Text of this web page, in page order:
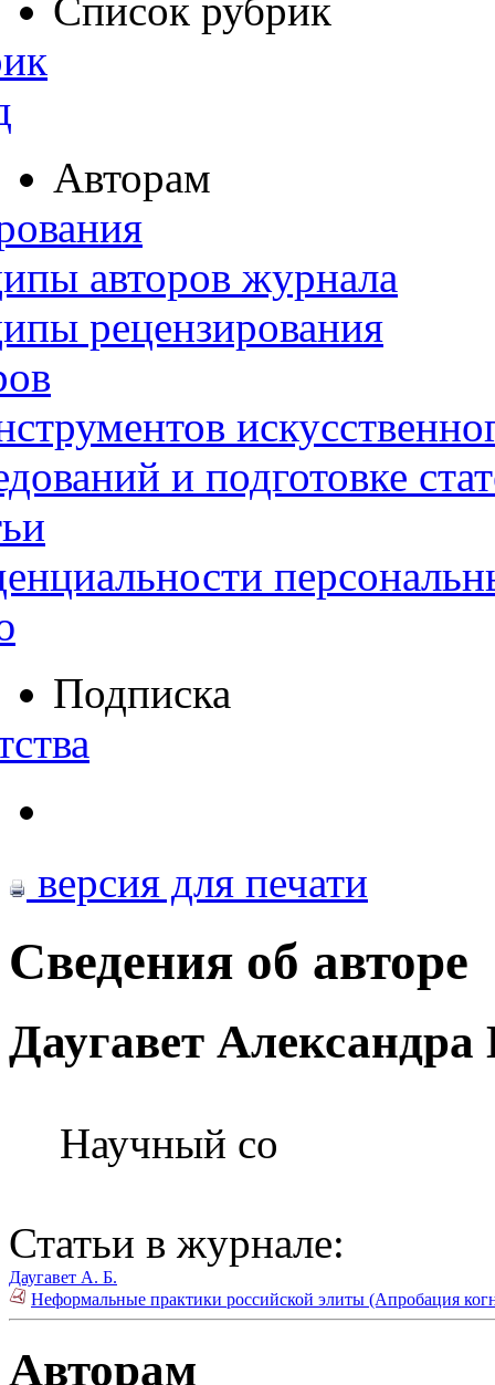
Список рубрик
Авторам
авторов журнала
рецензирования
и подготовке
Подписка
версия для печати
Сведения об авторе
Даугавет Александра
Научный со
Статьи в журнале:
Даугавет А. Б.
Неформальные практики российской элиты (Апробация
Авторам